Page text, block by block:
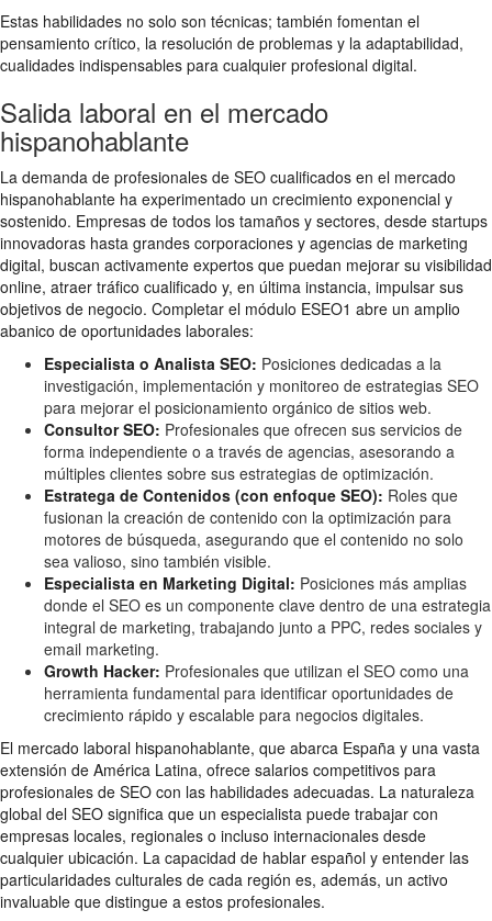
Estas habilidades no solo son técnicas; también fomentan el
pensamiento crítico, la resolución de problemas y la adaptabilidad,
cualidades indispensables para cualquier profesional digital.
Salida laboral en el mercado
hispanohablante
La demanda de profesionales de SEO cualificados en el mercado
hispanohablante ha experimentado un crecimiento exponencial y
sostenido. Empresas de todos los tamaños y sectores, desde startups
innovadoras hasta grandes corporaciones y agencias de marketing
digital, buscan activamente expertos que puedan mejorar su visibilidad
online, atraer tráfico cualificado y, en última instancia, impulsar sus
objetivos de negocio. Completar el módulo ESEO1 abre un amplio
abanico de oportunidades laborales:
Especialista o Analista SEO: Posiciones dedicadas a la
investigación, implementación y monitoreo de estrategias SEO
para mejorar el posicionamiento orgánico de sitios web.
Consultor SEO: Profesionales que ofrecen sus servicios de
forma independiente o a través de agencias, asesorando a
múltiples clientes sobre sus estrategias de optimización.
Estratega de Contenidos (con enfoque SEO): Roles que
fusionan la creación de contenido con la optimización para
motores de búsqueda, asegurando que el contenido no solo
sea valioso, sino también visible.
Especialista en Marketing Digital: Posiciones más amplias
donde el SEO es un componente clave dentro de una estrategia
integral de marketing, trabajando junto a PPC, redes sociales y
email marketing.
Growth Hacker: Profesionales que utilizan el SEO como una
herramienta fundamental para identificar oportunidades de
crecimiento rápido y escalable para negocios digitales.
El mercado laboral hispanohablante, que abarca España y una vasta
extensión de América Latina, ofrece salarios competitivos para
profesionales de SEO con las habilidades adecuadas. La naturaleza
global del SEO significa que un especialista puede trabajar con
empresas locales, regionales o incluso internacionales desde
cualquier ubicación. La capacidad de hablar español y entender las
particularidades culturales de cada región es, además, un activo
invaluable que distingue a estos profesionales.